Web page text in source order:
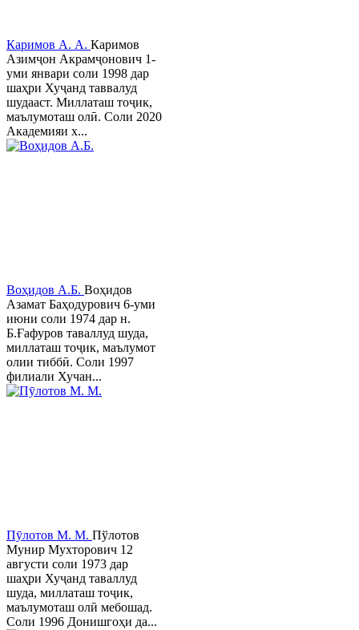
Каримов А. А. Каримов
Азимҷон Акрамҷонович 1-
уми январи соли 1998 дар
шаҳри Хуҷанд таввалуд
шудааст. Миллаташ тоҷик,
маълумоташ олӣ. Соли 2020
Академияи х...
Воҳидов А.Б. Воҳидов
Азамат Баҳодурович 6-уми
июни соли 1974 дар н.
Б.Ғафуров таваллуд шуда,
миллаташ тоҷик, маълумот
олии тиббӣ. Соли 1997
филиали Хучан...
Пӯлотов М. М. Пўлотов
Мунир Мухторович 12
августи соли 1973 дар
шаҳри Хуҷанд таваллуд
шуда, миллаташ тоҷик,
маълумоташ олӣ мебошад.
Соли 1996 Донишгоҳи да...